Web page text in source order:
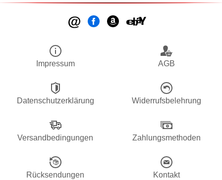
Impressum AGB
Datenschutzerklärung Widerrufsbelehrung
Versandbedingungen Zahlungsmethoden
Rücksendungen Kontakt